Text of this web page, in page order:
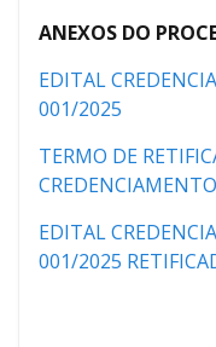
ANEXOS DO
EDITAL
001/2025
TERMO DE
EDITAL
001/2025